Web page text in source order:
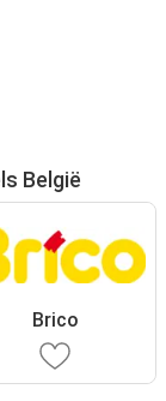
België
Brico